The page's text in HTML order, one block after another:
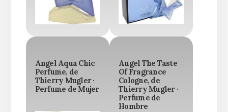
Angel Aqua Chic
Perfume, de
Thierry Mugler ·
Perfume de Mujer
Angel The Taste
Of Fragrance
Cologne, de
Thierry Mugler ·
Perfume de
Hombre